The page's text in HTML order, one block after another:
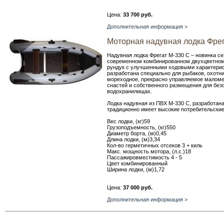
Цена: 33 700 руб.
Дополнительная информация >
Моторная надувная лодка
Надувная лодка Фрегат М-330 С – новинка
современном комбинированном
рундук с улучшенными ходовыми
разработана специально для рыбаков,
мореходное, прекрасно управляемое
снастей и собственного размещения для
водохранилищах.
Лодка надувная из ПВХ М-330 С,
традиционно имеет высокие
Вес лодки, (кг)59
Грузоподъемность, (кг)550
Диаметр борта, (м)0,45
Длина лодки, (м)3,34
Кол-во герметичных отсеков 3 + киль
Макс. мощность мотора, (л.с.)18
Пассажировместимость 4 - 5
Цвет комбинированный
Ширина лодки, (м)1,72
Цена: 37 000 руб.
Дополнительная информация >